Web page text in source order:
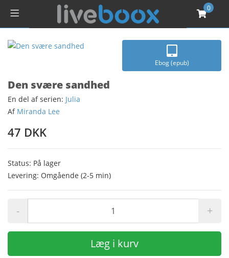
0
Ebog (epub)
Den svære sandhed
En del af serien: Julia
Af Miranda Lee
47 DKK
Status: På lager
Levering: Omgående (2-5 min)
- +
Læg i kurv